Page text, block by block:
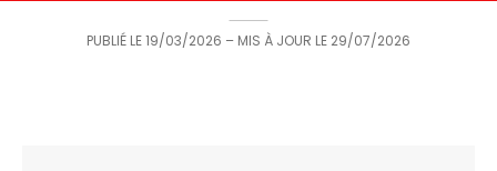
PUBLIÉ LE19/03/2026 – MIS À JOUR LE 29/07/2026